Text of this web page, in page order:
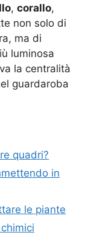
, corallo,
non solo di
ma di
luminosa
la centralità
guardaroba
quadri?
in
le piante